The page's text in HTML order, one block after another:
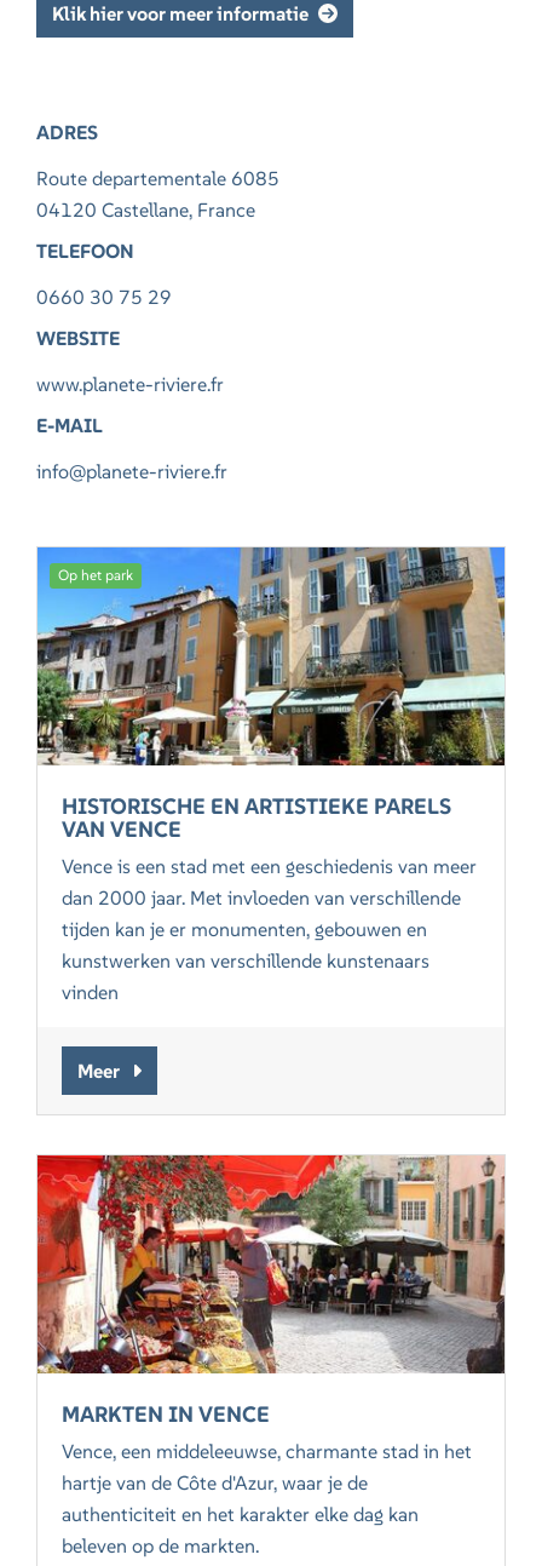
Klik hier voor meer informatie
ADRES
Route departementale 6085
04120 Castellane, France
TELEFOON
0660 30 75 29
WEBSITE
www.planete-riviere.fr
E-MAIL
info@planete-riviere.fr
Op het park
HISTORISCHE EN ARTISTIEKE PARELS
VAN VENCE
Vence is een stad met een geschiedenis van meer
dan 2000 jaar. Met invloeden van verschillende
tijden kan je er monumenten, gebouwen en
kunstwerken van verschillende kunstenaars
vinden
Meer
MARKTEN IN VENCE
Vence, een middeleeuwse, charmante stad in het
hartje van de Côte d'Azur, waar je de
authenticiteit en het karakter elke dag kan
beleven op de markten.